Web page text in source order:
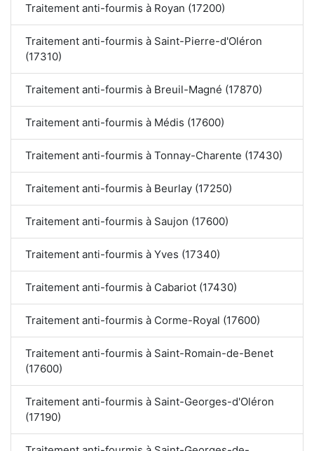
Traitement anti-fourmis à Royan (17200)
Traitement anti-fourmis à Saint-Pierre-d'Oléron
(17310)
Traitement anti-fourmis à Breuil-Magné (17870)
Traitement anti-fourmis à Médis (17600)
Traitement anti-fourmis à Tonnay-Charente (17430)
Traitement anti-fourmis à Beurlay (17250)
Traitement anti-fourmis à Saujon (17600)
Traitement anti-fourmis à Yves (17340)
Traitement anti-fourmis à Cabariot (17430)
Traitement anti-fourmis à Corme-Royal (17600)
Traitement anti-fourmis à Saint-Romain-de-Benet
(17600)
Traitement anti-fourmis à Saint-Georges-d'Oléron
(17190)